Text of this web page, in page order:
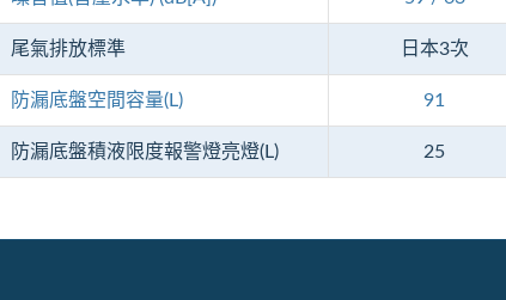
尾氣排放標準 日本3次
防漏底盤空間容量(L) 91
防漏底盤積液限度報警燈亮燈(L) 25